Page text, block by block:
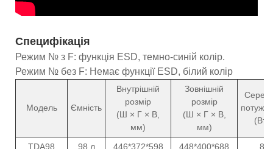
Специфікація
Режим № з F: функція ESD, темно-синій колір.
Режим № без F: Немає функції ESD, білий колір
Модель Ємність
Внутрішній
розмір
(Ш × Г × В,
мм)
Зовнішній
розмір
(Ш × Г × В,
мм)
(Вт)
TDA98 98 л 446*372*598 448*400*688
8